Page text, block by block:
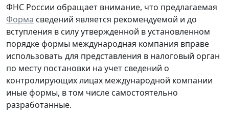
ФНС России обращает внимание, что предлагаемая
Форма сведений является рекомендуемой и до
вступления в силу утвержденной в установленном
порядке формы международная компания вправе
использовать для представления в налоговый орган
по месту постановки на учет сведений о
контролирующих лицах международной компании
иные формы, в том числе самостоятельно
разработанные.